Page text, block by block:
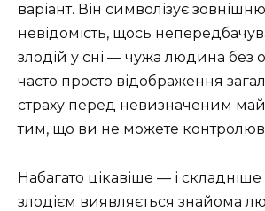
варіант. Він символізує
невідомість, щось
злодій у сні — чужа людина без
часто просто відображення
страху перед невизначеним
тим, що ви не можете
Набагато цікавіше — і
злодієм виявляється знайома